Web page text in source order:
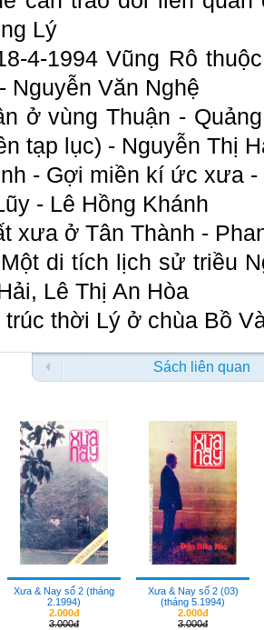
Lý
4-1994 Vũng Rô
Nguyễn Văn Nghệ
ở vùng Thuận -
tạp lục) - Nguyễn Thị
- Gợi miền kí ức xưa -
- Lê Hồng Khánh
xưa ở Tân Thành -
di tích lịch sử triều
Lê Thị An Hòa
thời Lý ở chùa Bồ
Sách liên quan
Xưa & Nay số 2 (tháng
2.1994)
2.000đ
3.000đ
Xưa & Nay số 2 (03)
(tháng 5.1994)
2.000đ
3.000đ